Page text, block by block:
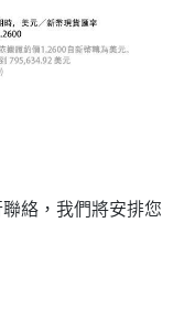
絡，我們將安排您